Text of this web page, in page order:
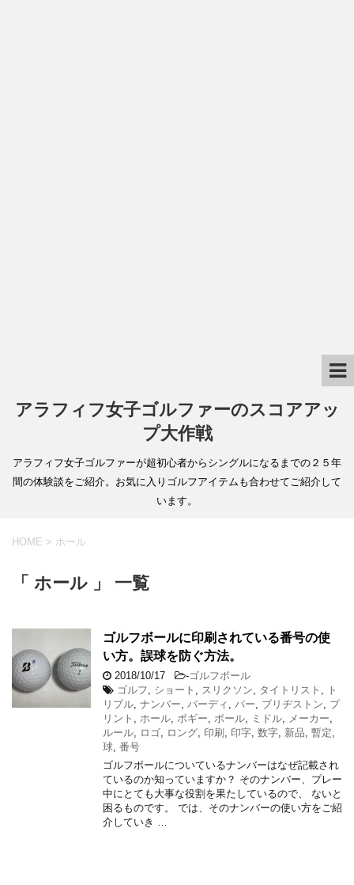
アラフィフ女子ゴルファーのスコアアッ
プ大作戦
アラフィフ女子ゴルファーが超初心者からシングルになるまでの２５年
間の体験談をご紹介。お気に入りゴルフアイテムも合わせてご紹介して
います。
HOME > ホール
「 ホール 」 一覧
ゴルフボールに印刷されている番号の使
い方。誤球を防ぐ方法。
2018/10/17 -ゴルフボール
ゴルフ
ショート スリクソン タイトリスト
ト
リプル ナンバー バーディ パー ブリヂストン
プ
リント
ホール ボギー ボール ミドル メーカー
ルール
ロゴ ロング 印刷 印字 数字 新品 暫定
球 番号
ゴルフボールについているナンバーはなぜ記載され
ているのか知っていますか？ そのナンバー、プレー
中にとても大事な役割を果たしているので、 ないと
困るものです。 では、そのナンバーの使い方をご紹
介していき …